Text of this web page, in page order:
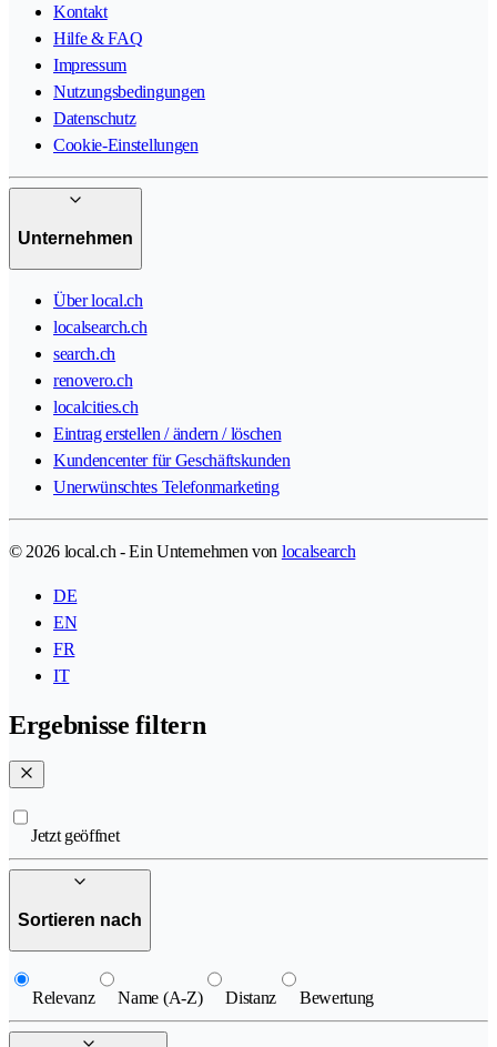
Kontakt
Hilfe & FAQ
Impressum
Nutzungsbedingungen
Datenschutz
Cookie-Einstellungen
Unternehmen
Über local.ch
localsearch.ch
search.ch
renovero.ch
localcities.ch
Eintrag erstellen / ändern / löschen
Kundencenter für Geschäftskunden
Unerwünschtes Telefonmarketing
© 2026 local.ch - Ein Unternehmen von localsearch
DE
EN
FR
IT
Ergebnisse filtern
Jetzt geöffnet
Sortieren nach
Relevanz Name (A-Z) Distanz Bewertung